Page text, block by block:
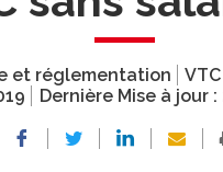
et réglementation VTC
Dernière Mise à jour :